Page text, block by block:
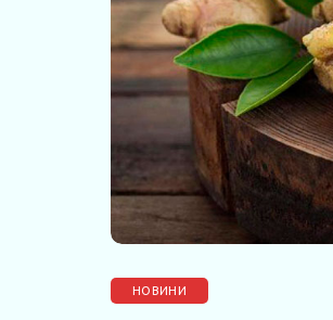
НОВИНИ